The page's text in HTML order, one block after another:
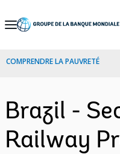
Skip
Navigation
COMPRENDRE LA PAUVRETÉ
Brazil -
Railway